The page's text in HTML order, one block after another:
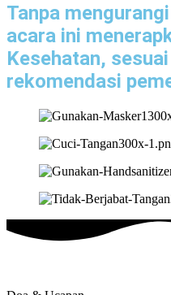
Tanpa
acara ini
Kesehatan,
rekomendasi